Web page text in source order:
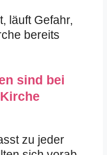
läuft Gefahr,
bereits
sind bei
zu jeder